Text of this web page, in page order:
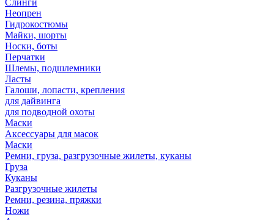
Слинги
Неопрен
Гидрокостюмы
Майки, шорты
Носки, боты
Перчатки
Шлемы, подшлемники
Ласты
Галоши, лопасти, крепления
для дайвинга
для подводной охоты
Маски
Аксессуары для масок
Маски
Ремни, груза, разгрузочные жилеты, куканы
Груза
Куканы
Разгрузочные жилеты
Ремни, резина, пряжки
Ножи